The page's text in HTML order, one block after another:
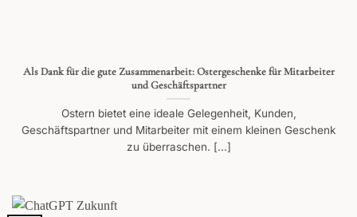
Als Dank für die gute Zusammenarbeit: Ostergeschenke für Mitarbeiter
und Geschäftspartner
Ostern bietet eine ideale Gelegenheit, Kunden,
Geschäftspartner und Mitarbeiter mit einem kleinen Geschenk
zu überraschen. [...]